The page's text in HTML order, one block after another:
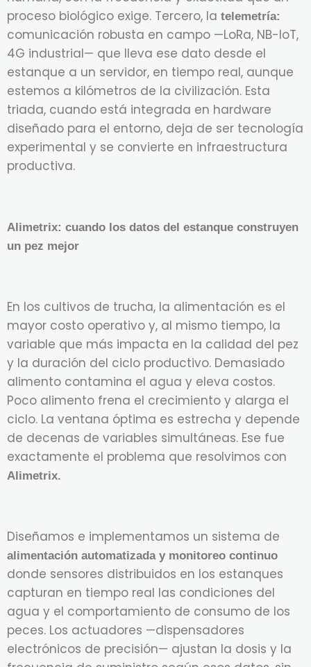
proceso biológico exige. Tercero, la telemetría:
comunicación robusta en campo —LoRa, NB-IoT,
4G industrial— que lleva ese dato desde el
estanque a un servidor, en tiempo real, aunque
estemos a kilómetros de la civilización. Esta
triada, cuando está integrada en hardware
diseñado para el entorno, deja de ser tecnología
experimental y se convierte en infraestructura
productiva.
Alimetrix: cuando los datos del estanque construyen
un pez mejor
En los cultivos de trucha, la alimentación es el
mayor costo operativo y, al mismo tiempo, la
variable que más impacta en la calidad del pez
y la duración del ciclo productivo. Demasiado
alimento contamina el agua y eleva costos.
Poco alimento frena el crecimiento y alarga el
ciclo. La ventana óptima es estrecha y depende
de decenas de variables simultáneas. Ese fue
exactamente el problema que resolvimos con
Alimetrix.
Diseñamos e implementamos un sistema de
alimentación automatizada y monitoreo continuo
donde sensores distribuidos en los estanques
capturan en tiempo real las condiciones del
agua y el comportamiento de consumo de los
peces. Los actuadores —dispensadores
electrónicos de precisión— ajustan la dosis y la